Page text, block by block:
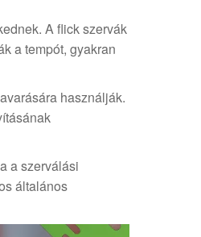
A flick szervák
a tempót, gyakran
használják.
a szerválási
általános